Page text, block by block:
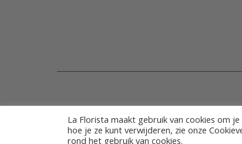
La Florista maakt gebruik van cookies om
hoe je ze kunt verwijderen, zie onze
rond het gebruik van cookies.